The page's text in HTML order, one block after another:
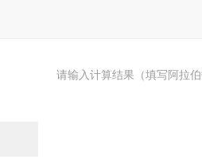
请输入计算结果（填写阿拉